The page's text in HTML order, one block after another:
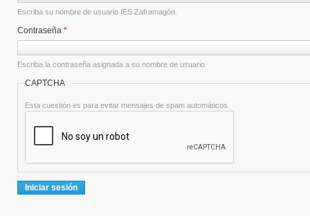
Escriba su nombre de usuario IES Zaframagón.
Contraseña *
Escriba la contraseña asignada a su nombre de usuario.
CAPTCHA
Esta cuestión es para evitar mensajes de spam automáticos.